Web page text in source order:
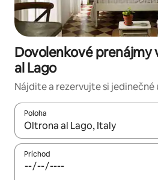
Dovolenkové prenájmy
al Lago
Nájdite a rezervujte si
Poloha
Keď budú výsledky k dispozícii,
Príchod